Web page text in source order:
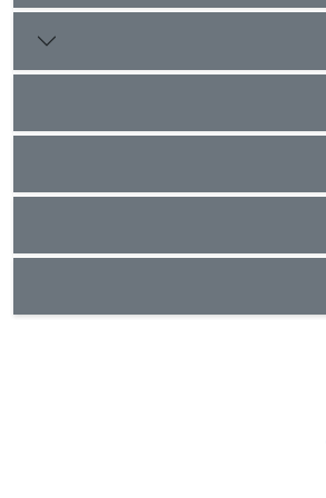
ایران و کمپین فشار حداکثری، زمینه
فراهم ساخت.